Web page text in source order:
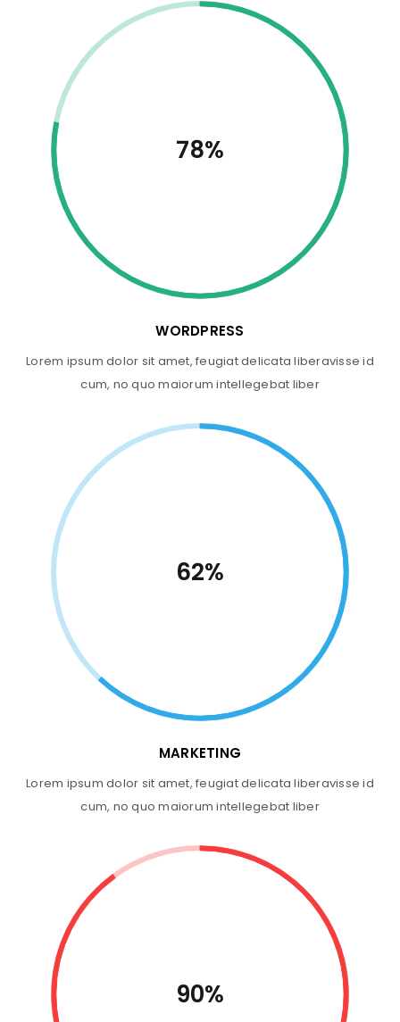
78%
WORDPRESS
Lorem ipsum dolor sit amet, feugiat delicata liberavisse id
cum, no quo maiorum intellegebat liber
62%
MARKETING
Lorem ipsum dolor sit amet, feugiat delicata liberavisse id
cum, no quo maiorum intellegebat liber
90%